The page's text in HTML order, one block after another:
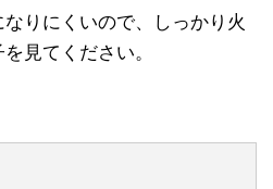
りにくいので、しっかり火
見てください。